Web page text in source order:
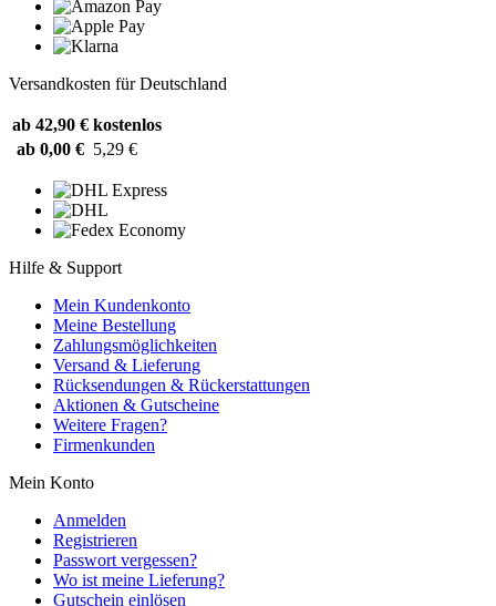
Versandkosten für Deutschland
ab 42,90 € kostenlos
ab 0,00 € 5,29 €
Hilfe & Support
Mein Kundenkonto
Meine Bestellung
Zahlungsmöglichkeiten
Versand & Lieferung
Rücksendungen & Rückerstattungen
Aktionen & Gutscheine
Weitere Fragen?
Firmenkunden
Mein Konto
Anmelden
Registrieren
Passwort vergessen?
Wo ist meine Lieferung?
Gutschein einlösen